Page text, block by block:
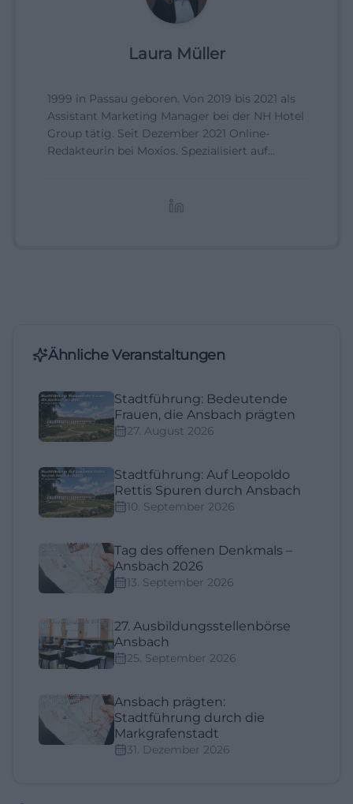
Laura Müller
1999 in Passau geboren. Von 2019 bis 2021 als
Assistant Marketing Manager bei der NH Hotel
Group tätig. Seit Dezember 2021 Online-
Redakteurin bei Moxios. Spezialisiert auf
Ähnliche Veranstaltungen
Stadtführung: Bedeutende
Frauen, die Ansbach prägten
27. August 2026
Stadtführung: Auf Leopoldo
Rettis Spuren durch Ansbach
10. September 2026
Tag des offenen Denkmals –
Ansbach 2026
13. September 2026
27. Ausbildungsstellenbörse
Ansbach
25. September 2026
Ansbach prägten:
Stadtführung durch die
Markgrafenstadt
31. Dezember 2026